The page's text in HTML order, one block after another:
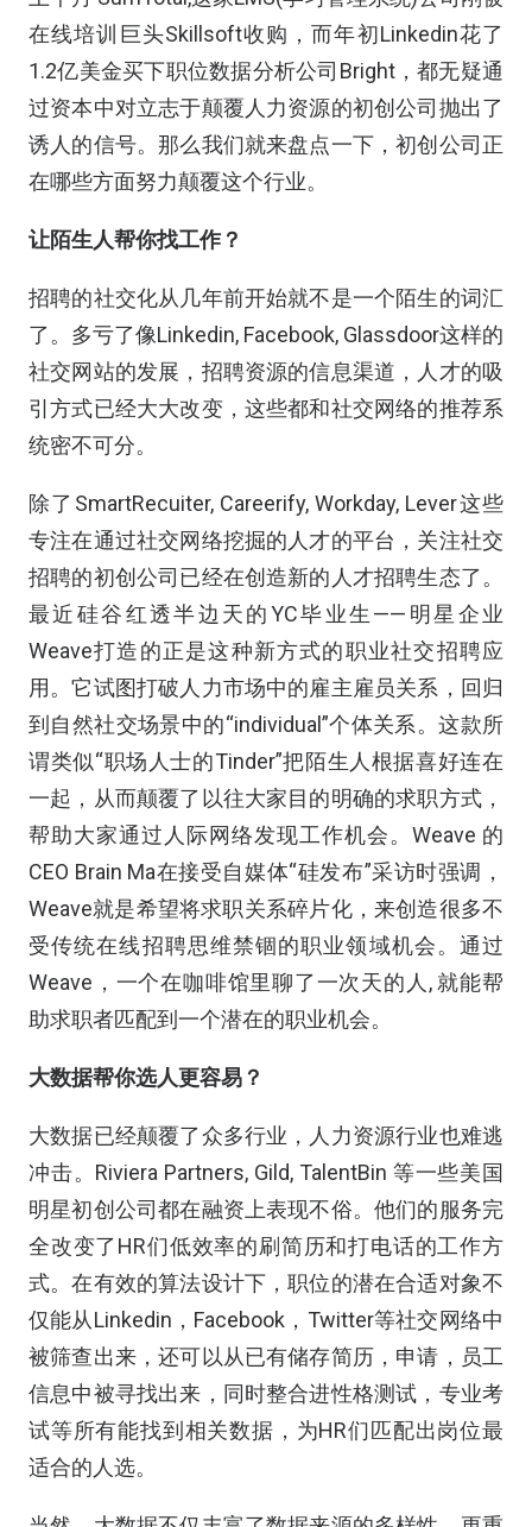
在线培训巨头Skillsoft收购，而年初Linkedin花了
1.2亿美金买下职位数据分析公司Bright，都无疑通
过资本中对立志于颠覆人力资源的初创公司抛出了
诱人的信号。那么我们就来盘点一下，初创公司正
在哪些方面努力颠覆这个行业。
让陌生人帮你找工作？
招聘的社交化从几年前开始就不是一个陌生的词汇
了。多亏了像Linkedin, Facebook, Glassdoor这样的
社交网站的发展，招聘资源的信息渠道，人才的吸
引方式已经大大改变，这些都和社交网络的推荐系
统密不可分。
除了SmartRecuiter, Careerify, Workday, Lever这些
专注在通过社交网络挖掘的人才的平台，关注社交
招聘的初创公司已经在创造新的人才招聘生态了。
最近硅谷红透半边天的YC毕业生——明星企业
Weave打造的正是这种新方式的职业社交招聘应
用。它试图打破人力市场中的雇主雇员关系，回归
到自然社交场景中的“individual”个体关系。这款所
谓类似“职场人士的Tinder”把陌生人根据喜好连在
一起，从而颠覆了以往大家目的明确的求职方式，
帮助大家通过人际网络发现工作机会。Weave 的
CEO Brain Ma在接受自媒体“硅发布”采访时强调，
Weave就是希望将求职关系碎片化，来创造很多不
受传统在线招聘思维禁锢的职业领域机会。通过
Weave，一个在咖啡馆里聊了一次天的人, 就能帮
助求职者匹配到一个潜在的职业机会。
大数据帮你选人更容易？
大数据已经颠覆了众多行业，人力资源行业也难逃
冲击。Riviera Partners, Gild, TalentBin 等一些美国
明星初创公司都在融资上表现不俗。他们的服务完
全改变了HR们低效率的刷简历和打电话的工作方
式。在有效的算法设计下，职位的潜在合适对象不
仅能从Linkedin，Facebook，Twitter等社交网络中
被筛查出来，还可以从已有储存简历，申请，员工
信息中被寻找出来，同时整合进性格测试，专业考
试等所有能找到相关数据，为HR们匹配出岗位最
适合的人选。